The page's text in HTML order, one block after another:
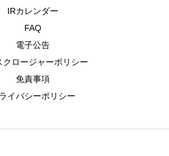
IRカレンダー
FAQ
電子公告
クロージャーポリシー
免責事項
イバシーポリシー